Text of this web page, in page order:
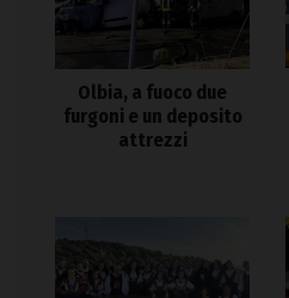
Olbia, a fuoco due
furgoni e un deposito
attrezzi